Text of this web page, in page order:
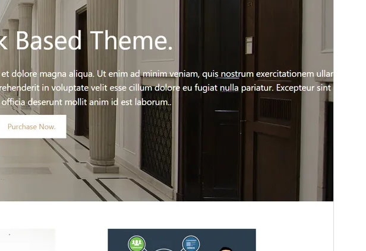
Página inicial do tema